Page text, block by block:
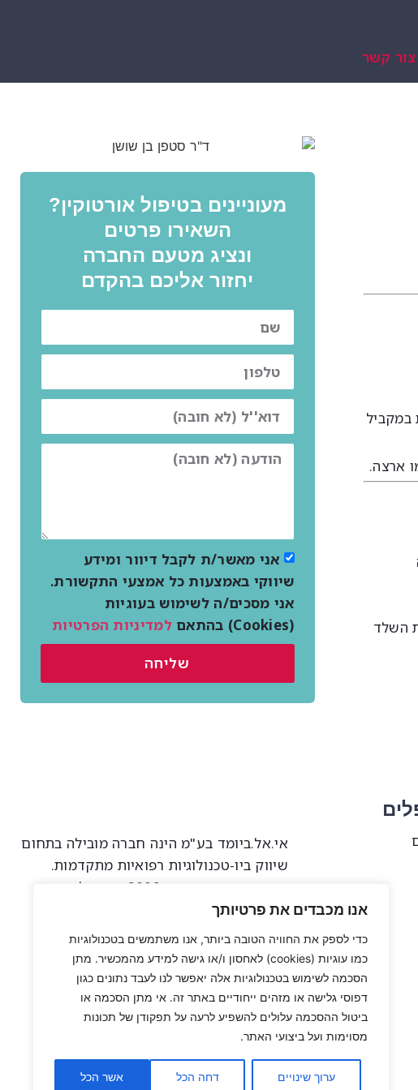
אנו מכבדים את פרטיותך
כדי לספק את החוויה הטובה ביותר, אנו משתמשים בטכנולוגיות
כמו עוגיות (cookies) לאחסון ו/או גישה למידע מהמכשיר. מתן
הסכמה לשימוש בטכנולוגיות אלה יאפשר לנו לעבד נתונים כגון
דפוסי גלישה או מזהים ייחודיים באתר זה. אי מתן הסכמה או
ביטול ההסכמה עלולים להשפיע לרעה על תפקודן של תכונות
מסוימות ועל ביצועי האתר.
ערוך שינויים דחה הכל אשר הכל
צור קשר
במקביל
השלד
מעוניינים בטיפול אורטוקין?
השאירו פרטים
ונציג מטעם החברה
יחזור אליכם בהקדם
אני מאשר/ת לקבל דיוור ומידע
שיווקי באמצעות כל אמצעי התקשורת.
אני מסכים/ה לשימוש בעוגיות
(Cookies) בהתאם
למדיניות הפרטיות
שליחה
אי.אל.ביומד בע"מ הינה חברה מובילה בתחום
שיווק ביו-טכנולוגיות רפואיות מתקדמות.
החברה הוקמה בשנת 2009 ושמה ליעד
לתרום לקידום ושיפור שירות הרפואה
בישראל באמצעות ערך טכנולוגי חדשני
הצהרת נגישות
מדיניות פרטיות
072-3301462